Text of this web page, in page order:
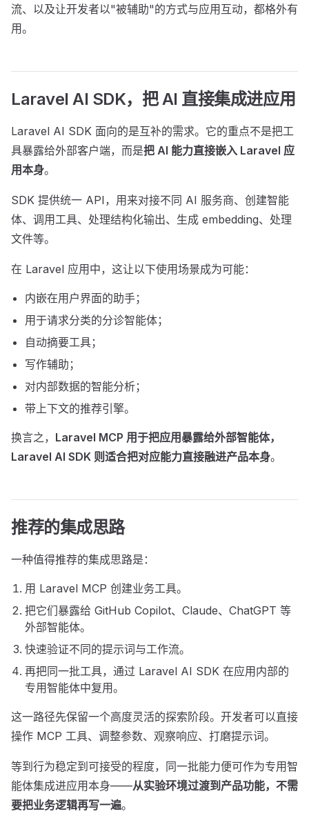
流、以及让开发者以"被辅助"的方式与应用互动，都格外有
用。
Laravel AI SDK，把 AI 直接集成进应用
Laravel AI SDK 面向的是互补的需求。它的重点不是把工
具暴露给外部客户端，而是把 AI 能力直接嵌入 Laravel 应
用本身。
SDK 提供统一 API，用来对接不同 AI 服务商、创建智能
体、调用工具、处理结构化输出、生成 embedding、处理
文件等。
在 Laravel 应用中，这让以下使用场景成为可能：
内嵌在用户界面的助手；
用于请求分类的分诊智能体；
自动摘要工具；
写作辅助；
对内部数据的智能分析；
带上下文的推荐引擎。
换言之， Laravel MCP 用于把应用暴露给外部智能体，
Laravel AI SDK 则适合把对应能力直接融进产品本身。
推荐的集成思路
一种值得推荐的集成思路是：
用 Laravel MCP 创建业务工具。
把它们暴露给 GitHub Copilot、Claude、ChatGPT 等
外部智能体。
快速验证不同的提示词与工作流。
再把同一批工具，通过 Laravel AI SDK 在应用内部的
专用智能体中复用。
这一路径先保留一个高度灵活的探索阶段。开发者可以直接
操作 MCP 工具、调整参数、观察响应、打磨提示词。
等到行为稳定到可接受的程度，同一批能力便可作为专用智
能体集成进应用本身——从实验环境过渡到产品功能，不需
要把业务逻辑再写一遍。